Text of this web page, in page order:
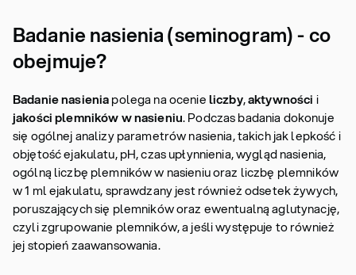
Badanie nasienia (seminogram) - co
obejmuje?
Badanie nasieniapolega na ocenieliczby,aktywności i
jakości plemników w nasieniu. Podczas badania dokonuje
się ogólnej analizy parametrów nasienia, takich jak lepkość i
objętość ejakulatu, pH, czas upłynnienia, wygląd nasienia,
ogólną liczbę plemników w nasieniu oraz liczbę plemników
w 1 ml ejakulatu, sprawdzany jest również odsetek żywych,
poruszających się plemników oraz ewentualną aglutynację,
czyli zgrupowanie plemników, a jeśli występuje to również
jej stopień zaawansowania.